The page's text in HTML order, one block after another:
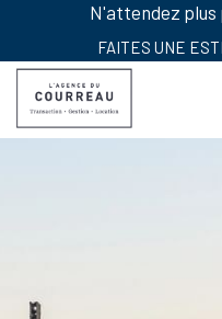
N'attendez plus
FAITES UNE